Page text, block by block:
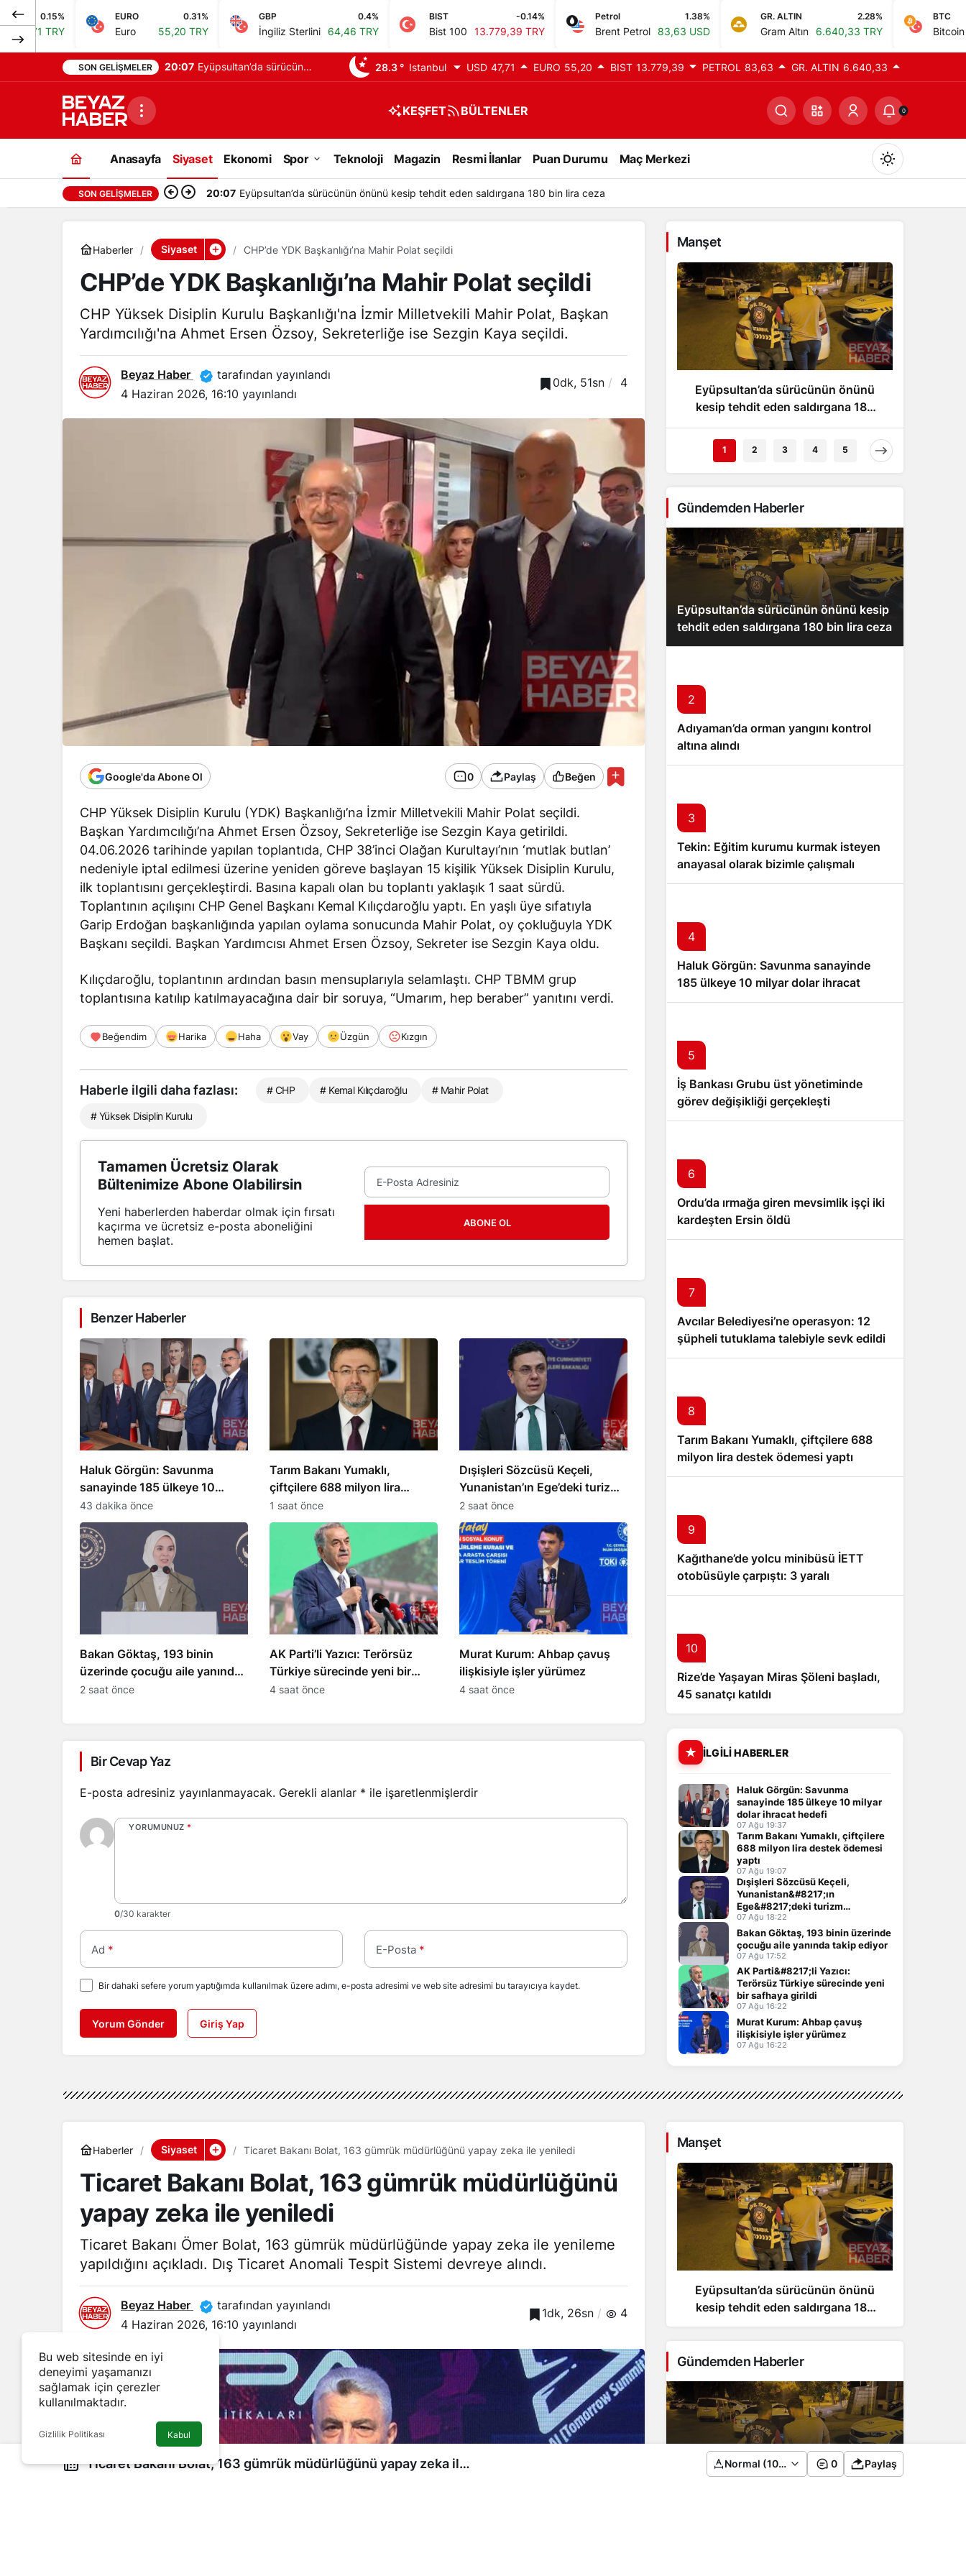
0.15% EURO
Euro 55,20 TRY
GBP
İngiliz Sterlini 64,46 TRY
BIST
Bist 100 13.779,39 TRY
Petrol
Brent Petrol 83,63 USD
GR. ALTIN
Gram Altın 6.640,33 TRY
BTC
Bitcoin 0,00
SON GELIŞMELER 20:07 Eyüpsultan’da sürücünün
ceza
28.3 ° Istanbul USD 47,71 EURO 55,20 BIST 13.779,39 PETROL 83,63 GR. ALTIN 6.640,33
KEŞFET BÜLTENLER 0
Anasayfa Siyaset Ekonomi Spor Teknoloji Magazin Resmi İlanlar Puan Durumu Maç Merkezi
Gündüz Modu
Gündüz modunu seçin.
Gece Modu
Gece modunu seçin.
Sistem Modu
Sistem modunu seçin.
SON GELIŞMELER 20:07 Eyüpsultan’da sürücünün önünü kesip tehdit eden saldırgana 180 bin lira ceza
Haberler Siyaset CHP’de YDK Başkanlığı’na Mahir Polat seçildi
CHP’de YDK Başkanlığı’na Mahir Polat seçildi
CHP Yüksek Disiplin Kurulu Başkanlığı'na İzmir Milletvekili Mahir Polat, Başkan
Yardımcılığı'na Ahmet Ersen Özsoy, Sekreterliğe ise Sezgin Kaya seçildi.
Beyaz Haber
tarafından yayınlandı
4 Haziran 2026, 16:10 yayınlandı
0dk, 51sn 4
Google'da Abone Ol 0 Paylaş Beğen
CHP Yüksek Disiplin Kurulu (YDK) Başkanlığı’na İzmir Milletvekili Mahir Polat seçildi.
Başkan Yardımcılığı’na Ahmet Ersen Özsoy, Sekreterliğe ise Sezgin Kaya getirildi.
04.06.2026 tarihinde yapılan toplantıda, CHP 38’inci Olağan Kurultayı’nın ‘mutlak butlan’
nedeniyle iptal edilmesi üzerine yeniden göreve başlayan 15 kişilik Yüksek Disiplin Kurulu,
ilk toplantısını gerçekleştirdi. Basına kapalı olan bu toplantı yaklaşık 1 saat sürdü.
Toplantının açılışını CHP Genel Başkanı Kemal Kılıçdaroğlu yaptı. En yaşlı üye sıfatıyla
Garip Erdoğan başkanlığında yapılan oylama sonucunda Mahir Polat, oy çokluğuyla YDK
Başkanı seçildi. Başkan Yardımcısı Ahmet Ersen Özsoy, Sekreter ise Sezgin Kaya oldu.
Kılıçdaroğlu, toplantının ardından basın mensuplarıyla selamlaştı. CHP TBMM grup
toplantısına katılıp katılmayacağına dair bir soruya, “Umarım, hep beraber” yanıtını verdi.
Beğendim Harika Haha Vay Üzgün Kızgın
Haberle ilgili daha fazlası: # CHP # Kemal Kılıçdaroğlu # Mahir Polat
# Yüksek Disiplin Kurulu
Tamamen Ücretsiz Olarak
Bültenimize Abone Olabilirsin
Yeni haberlerden haberdar olmak için fırsatı
kaçırma ve ücretsiz e-posta aboneliğini
hemen başlat.
ABONE OL
Benzer Haberler
Haluk Görgün: Savunma
sanayinde 185 ülkeye 10
milyar dolar ihracat hedefi
43 dakika önce
Tarım Bakanı Yumaklı,
çiftçilere 688 milyon lira
destek ödemesi yaptı
1 saat önce
Dışişleri Sözcüsü Keçeli,
Yunanistan’ın Ege’deki turizm
çerçevesini değerlendirdi
2 saat önce
Bakan Göktaş, 193 binin
üzerinde çocuğu aile yanında
takip ediyor
2 saat önce
AK Parti’li Yazıcı: Terörsüz
Türkiye sürecinde yeni bir
safhaya girildi
4 saat önce
Murat Kurum: Ahbap çavuş
ilişkisiyle işler yürümez
4 saat önce
Bir Cevap Yaz
E-posta adresiniz yayınlanmayacak. Gerekli alanlar * ile işaretlenmişlerdir
YORUMUNUZ *
0/30 karakter
Ad * E-Posta *
Bir dahaki sefere yorum yaptığımda kullanılmak üzere adımı, e-posta adresimi ve web site adresimi bu tarayıcıya kaydet.
Yorum Gönder Giriş Yap
Manşet
Eyüpsultan’da sürücünün önünü
kesip tehdit eden saldırgana 180
bin lira ceza
1 2 3 4 5
Gündemden Haberler
Eyüpsultan’da sürücünün önünü kesip
tehdit eden saldırgana 180 bin lira ceza
2
Adıyaman’da orman yangını kontrol
altına alındı
3
Tekin: Eğitim kurumu kurmak isteyen
anayasal olarak bizimle çalışmalı
4
Haluk Görgün: Savunma sanayinde
185 ülkeye 10 milyar dolar ihracat
hedefi
5
İş Bankası Grubu üst yönetiminde
görev değişikliği gerçekleşti
6
Ordu’da ırmağa giren mevsimlik işçi iki
kardeşten Ersin öldü
7
Avcılar Belediyesi’ne operasyon: 12
şüpheli tutuklama talebiyle sevk edildi
8
Tarım Bakanı Yumaklı, çiftçilere 688
milyon lira destek ödemesi yaptı
9
Kağıthane’de yolcu minibüsü İETT
otobüsüyle çarpıştı: 3 yaralı
10
Rize’de Yaşayan Miras Şöleni başladı,
45 sanatçı katıldı
İLGILI HABERLER
Haluk Görgün: Savunma
sanayinde 185 ülkeye 10 milyar
dolar ihracat hedefi
07 Ağu 19:37
Tarım Bakanı Yumaklı, çiftçilere
688 milyon lira destek ödemesi
yaptı
07 Ağu 19:07
Dışişleri Sözcüsü Keçeli,
Yunanistan&#8217;ın
Ege&#8217;deki turizm
çerçevesini değerlendirdi
07 Ağu 18:22
Bakan Göktaş, 193 binin üzerinde
çocuğu aile yanında takip ediyor
07 Ağu 17:52
AK Parti&#8217;li Yazıcı:
Terörsüz Türkiye sürecinde yeni
bir safhaya girildi
07 Ağu 16:22
Murat Kurum: Ahbap çavuş
ilişkisiyle işler yürümez
07 Ağu 16:22
Haberler Siyaset Ticaret Bakanı Bolat, 163 gümrük müdürlüğünü yapay zeka ile yeniledi
Ticaret Bakanı Bolat, 163 gümrük müdürlüğünü
yapay zeka ile yeniledi
Ticaret Bakanı Ömer Bolat, 163 gümrük müdürlüğünde yapay zeka ile yenileme
yapıldığını açıkladı. Dış Ticaret Anomali Tespit Sistemi devreye alındı.
Beyaz Haber
tarafından yayınlandı
4 Haziran 2026, 16:10 yayınlandı
1dk, 26sn 4
Ticaret Bakanı Bolat, 163 gümrük müdürlüğünü yapay zeka ile Normal (100%) 0 Paylaş
Manşet
Eyüpsultan’da sürücünün önünü
kesip tehdit eden saldırgana 180
Gündemden Haberler
Eyüpsultan’da sürücünün önünü kesip
tehdit eden saldırgana 180 bin lira ceza
Bu web sitesinde en iyi
deneyimi yaşamanızı
sağlamak için çerezler
kullanılmaktadır.
Gizlilik Politikası Kabul